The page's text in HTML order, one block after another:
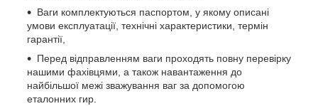
Ваги комплектуються паспортом, у якому описані
умови експлуатації, технічні характеристики, термін
гарантії,
Перед відправленням ваги проходять повну перевірку
нашими фахівцями, а також навантаження до
найбільшої межі зважування ваг за допомогою
еталонних гир.